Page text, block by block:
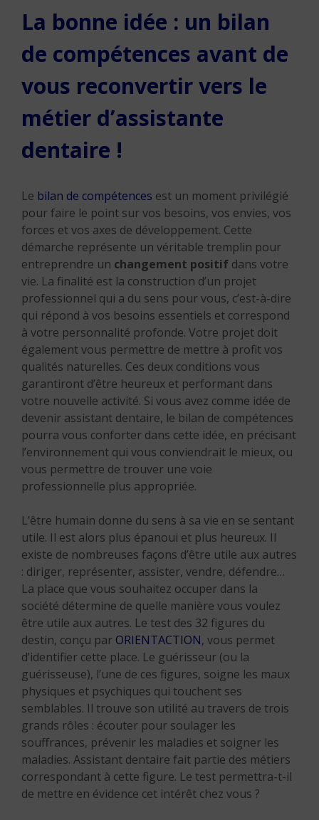
La bonne idée : un bilan
de compétences avant de
vous reconvertir vers le
métier d’assistante
dentaire !
Le bilan de compétences est un moment privilégié
pour faire le point sur vos besoins, vos envies, vos
forces et vos axes de développement. Cette
démarche représente un véritable tremplin pour
entreprendre un changement positif dans votre
vie. La finalité est la construction d’un projet
professionnel qui a du sens pour vous, c’est-à-dire
qui répond à vos besoins essentiels et correspond
à votre personnalité profonde. Votre projet doit
également vous permettre de mettre à profit vos
qualités naturelles. Ces deux conditions vous
garantiront d’être heureux et performant dans
votre nouvelle activité. Si vous avez comme idée de
devenir assistant dentaire, le bilan de compétences
pourra vous conforter dans cette idée, en précisant
l’environnement qui vous conviendrait le mieux, ou
vous permettre de trouver une voie
professionnelle plus appropriée.
L’être humain donne du sens à sa vie en se sentant
utile. Il est alors plus épanoui et plus heureux. Il
existe de nombreuses façons d’être utile aux autres
: diriger, représenter, assister, vendre, défendre…
La place que vous souhaitez occuper dans la
société détermine de quelle manière vous voulez
être utile aux autres. Le test des 32 figures du
destin, conçu par ORIENTACTION, vous permet
d’identifier cette place. Le guérisseur (ou la
guérisseuse), l’une de ces figures, soigne les maux
physiques et psychiques qui touchent ses
semblables. Il trouve son utilité au travers de trois
grands rôles : écouter pour soulager les
souffrances, prévenir les maladies et soigner les
maladies. Assistant dentaire fait partie des métiers
correspondant à cette figure. Le test permettra-t-il
de mettre en évidence cet intérêt chez vous ?